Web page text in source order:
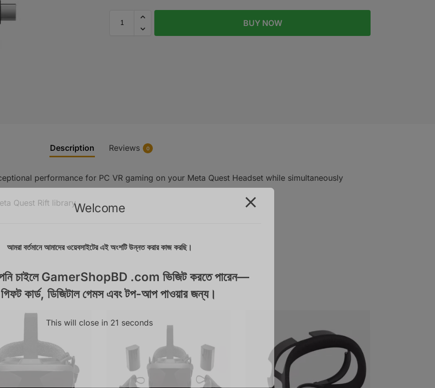
BUY NOW
Description Reviews 0
performance for PC VR gaming on your Meta Quest Headset while simultaneously
Quest Rift libraryWelcome
আমরা বর্তমানে আমাদের ওয়েবসাইটের এই অংশটি উন্নত করার কাজ করছি।
চাইলে GamerShopBD .com ভিজিট করতে পারেন—
কার্ড, ডিজিটাল গেমস এবং টপ-আপ পাওয়ার জন্য।
This will close in 21 seconds